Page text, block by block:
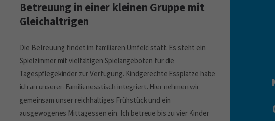
Betreuung in einer kleinen Gruppe mit
Gleichaltrigen
Die Betreuung findet im familiären Umfeld statt. Es steht ein
Spielzimmer mit vielfältigen Spielangeboten für die
Tagespflegekinder zur Verfügung. Kindgerechte Essplätze habe
ich an unseren Familienesstisch integriert. Hier nehmen wir
gemeinsam unser reichhaltiges Frühstück und ein
ausgewogenes Mittagessen ein. Ich betreue bis zu vier Kinder